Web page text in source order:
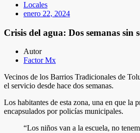
Locales
enero 22, 2024
Crisis del agua: Dos semanas sin
Autor
Factor Mx
Vecinos de los Barrios Tradicionales de
el servicio desde hace dos semanas.
Los habitantes de esta zona, una en que la
encapsulados por policías municipales.
“Los niños van a la escuela, no